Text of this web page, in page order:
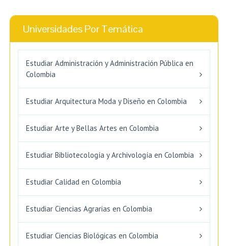
Universidades Por Temática
Estudiar Administración y Administración Pública en
Colombia
Estudiar Arquitectura Moda y Diseño en Colombia
Estudiar Arte y Bellas Artes en Colombia
Estudiar Bibliotecología y Archivología en Colombia
Estudiar Calidad en Colombia
Estudiar Ciencias Agrarias en Colombia
Estudiar Ciencias Biológicas en Colombia